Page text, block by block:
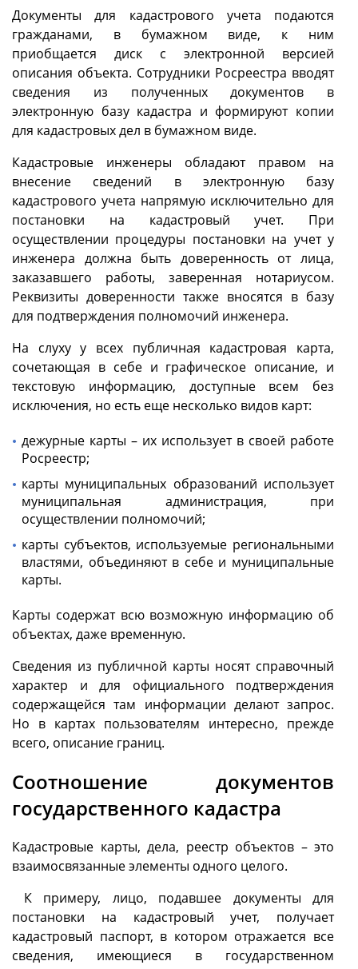
Документы для кадастрового учета подаются
гражданами, в бумажном виде, к ним
приобщается диск с электронной версией
описания объекта. Сотрудники Росреестра вводят
сведения из полученных документов в
электронную базу кадастра и формируют копии
для кадастровых дел в бумажном виде.
Кадастровые инженеры обладают правом на
внесение сведений в электронную базу
кадастрового учета напрямую исключительно для
постановки на кадастровый учет. При
осуществлении процедуры постановки на учет у
инженера должна быть доверенность от лица,
заказавшего работы, заверенная нотариусом.
Реквизиты доверенности также вносятся в базу
для подтверждения полномочий инженера.
На слуху у всех публичная кадастровая карта,
сочетающая в себе и графическое описание, и
текстовую информацию, доступные всем без
исключения, но есть еще несколько видов карт:
дежурные карты – их использует в своей работе
Росреестр;
карты муниципальных образований использует
муниципальная администрация, при
осуществлении полномочий;
карты субъектов, используемые региональными
властями, объединяют в себе и муниципальные
карты.
Карты содержат всю возможную информацию об
объектах, даже временную.
Сведения из публичной карты носят справочный
характер и для официального подтверждения
содержащейся там информации делают запрос.
Но в картах пользователям интересно, прежде
всего, описание границ.
Соотношение документов
государственного кадастра
Кадастровые карты, дела, реестр объектов – это
взаимосвязанные элементы одного целого.
К примеру, лицо, подавшее документы для
постановки на кадастровый учет, получает
кадастровый паспорт, в котором отражается все
сведения, имеющиеся в государственном